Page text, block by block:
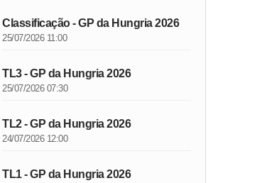
Classificação - GP da Hungria 2026
25/07/2026 11:00
TL3 - GP da Hungria 2026
25/07/2026 07:30
TL2 - GP da Hungria 2026
24/07/2026 12:00
TL1 - GP da Hungria 2026